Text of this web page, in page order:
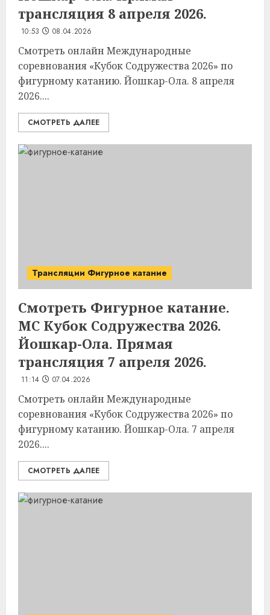
трансляция 8 апреля 2026.
10:53 08.04.2026
Смотреть онлайн Международные
соревнования «Кубок Содружества 2026» по
фигурному катанию. Йошкар-Ола. 8 апреля
2026....
СМОТРЕТЬ ДАЛЕЕ
Трансляции Фигурное катание
Смотреть Фигурное катание.
МС Кубок Содружества 2026.
Йошкар-Ола. Прямая
трансляция 7 апреля 2026.
11:14 07.04.2026
Смотреть онлайн Международные
соревнования «Кубок Содружества 2026» по
фигурному катанию. Йошкар-Ола. 7 апреля
2026....
СМОТРЕТЬ ДАЛЕЕ